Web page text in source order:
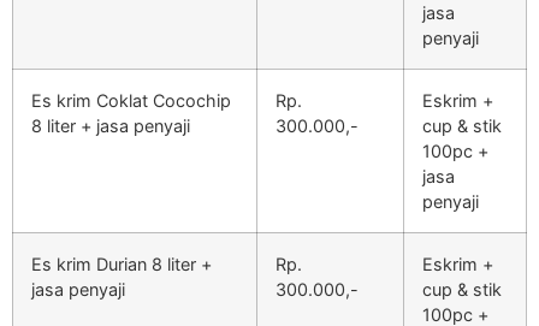
jasa
penyaji
Es krim Coklat Cocochip
8 liter + jasa penyaji
Rp.
300.000,-
Eskrim +
cup & stik
100pc +
jasa
penyaji
Es krim Durian 8 liter +
jasa penyaji
Rp.
300.000,-
Eskrim +
cup & stik
100pc +